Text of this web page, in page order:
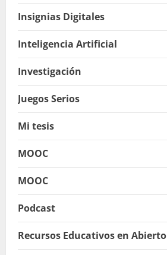
Insignias Digitales
Inteligencia Artificial
Investigación
Juegos Serios
Mi tesis
MOOC
MOOC
Podcast
Recursos Educativos en Abierto